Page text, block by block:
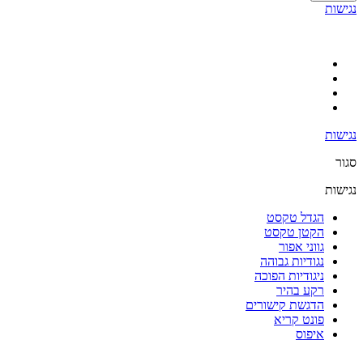
נגישות
נגישות
סגור
נגישות
הגדל טקסט
הקטן טקסט
גווני אפור
נגודיות גבוהה
ניגודיות הפוכה
רקע בהיר
הדגשת קישורים
פונט קריא
איפוס